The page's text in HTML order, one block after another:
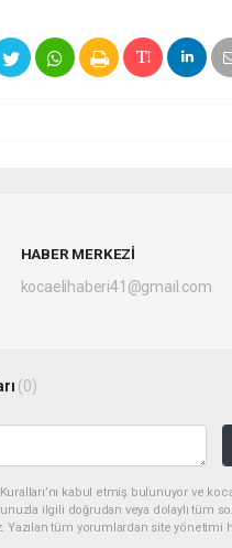
HABER MERKEZİ
kocaelihaberi41@gmail.com
(0)
kabul etmiş bulunuyor ve
ilgili doğrudan veya dolaylı tüm
Yazılan tüm yorumlardan site yönetimi